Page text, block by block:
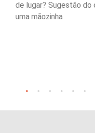
de lugar? Sugestão
uma mãozinha